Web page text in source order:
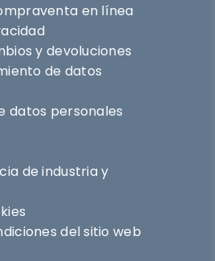
en línea
y devoluciones
de datos
datos personales
de industria y
del sitio web